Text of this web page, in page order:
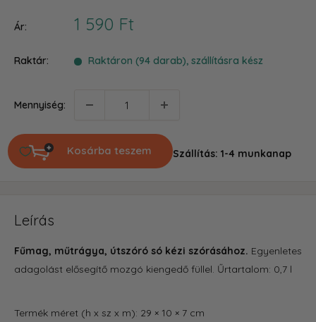
Ár:
Akciós
1 590 Ft
Raktár: Raktáron (94 darab), szállításra kész
Mennyiség:
Kosárba teszem Szállítás: 1-4 munkanap
Leírás
Fűmag, műtrágya, útszóró só kézi szórásához. Egyenletes
adagolást elősegítő mozgó kiengedő füllel. Űrtartalom: 0,7 l
Termék méret (h x sz x m): 29 × 10 × 7 cm